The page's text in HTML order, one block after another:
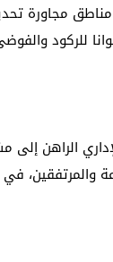
مجاورة
للركود
الراهن إلى